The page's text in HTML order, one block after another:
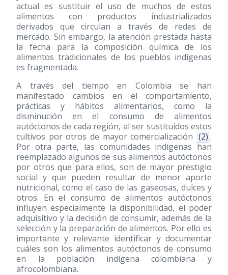
actual es sustituir el uso de muchos de estos
alimentos con productos industrializados
derivados que circulan a través de redes de
mercado. Sin embargo, la atención prestada hasta
la fecha para la composición química de los
alimentos tradicionales de los pueblos indígenas
es fragmentada.
A través del tiempo en Colombia se han
manifestado cambios en el comportamiento,
prácticas y hábitos alimentarios, como la
disminución en el consumo de alimentos
autóctonos de cada región, al ser sustituidos estos
cultivos por otros de mayor comercialización (2) .
Por otra parte, las comunidades indígenas han
reemplazado algunos de sus alimentos autóctonos
por otros que para ellos, son de mayor prestigio
social y que pueden resultar de menor aporte
nutricional, como el caso de las gaseosas, dulces y
otros. En el consumo de alimentos autóctonos
influyen especialmente la disponibilidad, el poder
adquisitivo y la decisión de consumir, además de la
selección y la preparación de alimentos. Por ello es
importante y relevante identificar y documentar
cuáles son los alimentos autóctonos de consumo
en la población indígena colombiana y
afrocolombiana.